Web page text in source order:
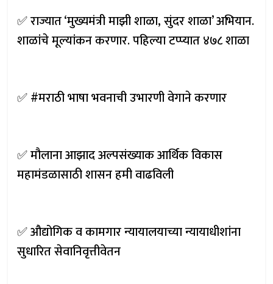
✅ राज्यात ‘मुख्यमंत्री माझी शाळा, सुंदर शाळा’ अभियान.
शाळांचे मूल्यांकन करणार. पहिल्या टप्प्यात ४७८ शाळा
✅ #मराठी भाषा भवनाची उभारणी वेगाने करणार
✅ मौलाना आझाद अल्पसंख्याक आर्थिक विकास
महामंडळासाठी शासन हमी वाढविली
✅ औद्योगिक व कामगार न्यायालयाच्या न्यायाधीशांना
सुधारित सेवानिवृत्तीवेतन